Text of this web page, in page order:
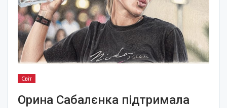
Світ
Орина Сабалєнка підтримала